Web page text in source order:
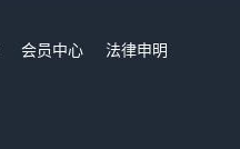
会员中心
法律申明